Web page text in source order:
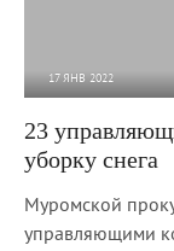
17 ЯНВ 2022
23
уборку снега
Муромской
управляющими